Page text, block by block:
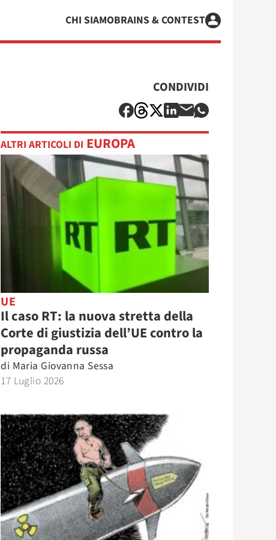
CHI SIAMOBRAINS & CONTEST
CONDIVIDI
ALTRI ARTICOLI DI EUROPA
UE
Il caso RT: la nuova stretta della
Corte di giustizia dell’UE contro la
propaganda russa
di Maria Giovanna Sessa
17 Luglio 2026